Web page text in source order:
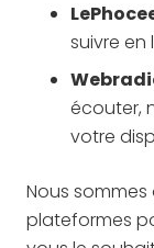
suivre en
écouter,
votre
Nous sommes
plateformes